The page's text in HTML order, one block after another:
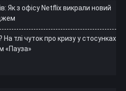
Як з офісу Netflix викрали новий
тлі чуток про кризу у стосунках
«Пауза»